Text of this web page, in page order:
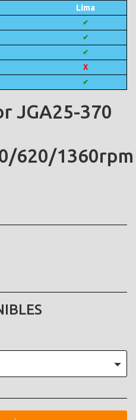
Lima
✔
✔
✔
X
✔
JGA25-370
620/1360rpm